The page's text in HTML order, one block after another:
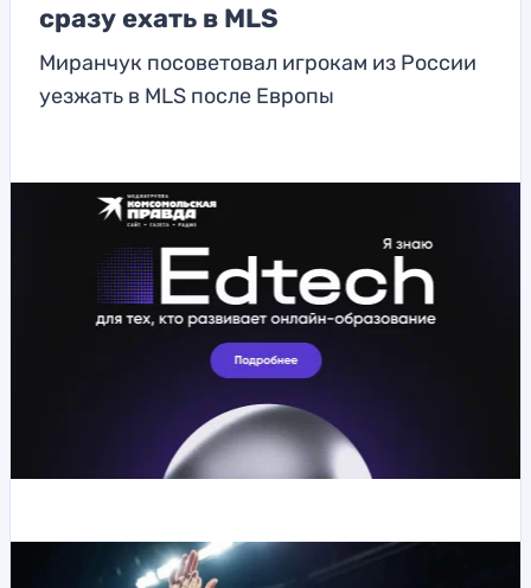
сразу ехать в MLS
Миранчук посоветовал игрокам из России
уезжать в MLS после Европы